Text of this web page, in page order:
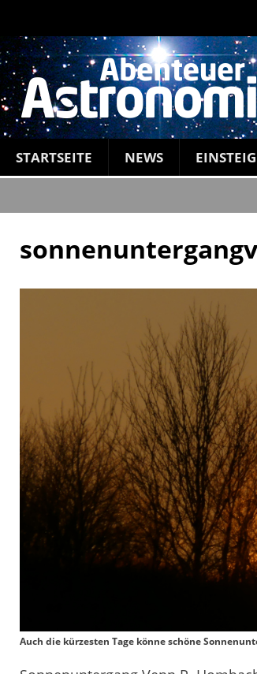
STARTSEITE NEWS
Auch die kürzesten Tage könne schöne